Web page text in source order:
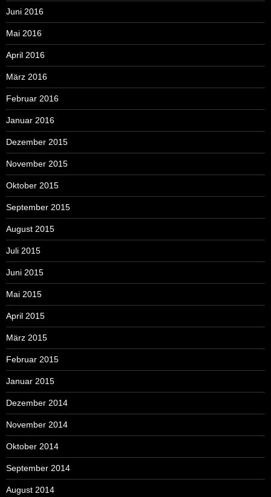
Juni 2016
Mai 2016
April 2016
März 2016
Februar 2016
Januar 2016
Dezember 2015
November 2015
Oktober 2015
September 2015
August 2015
Juli 2015
Juni 2015
Mai 2015
April 2015
März 2015
Februar 2015
Januar 2015
Dezember 2014
November 2014
Oktober 2014
September 2014
August 2014